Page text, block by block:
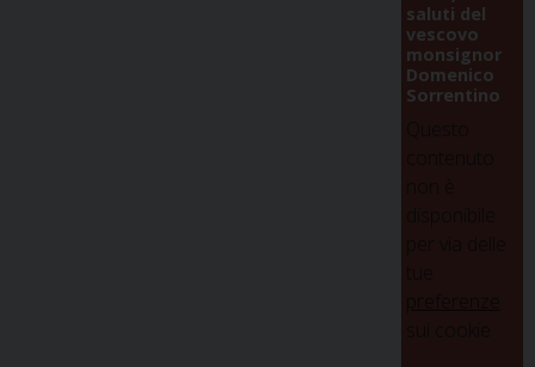
saluti del
vescovo
monsignor
Domenico
Sorrentino